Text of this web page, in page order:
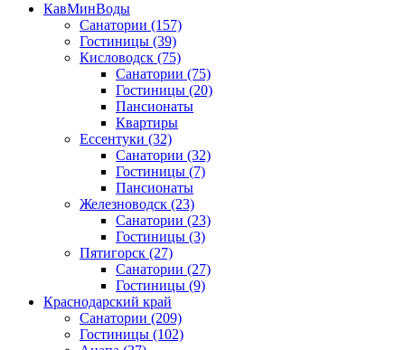
КавМинВоды
Санатории (157)
Гостиницы (39)
Кисловодск (75)
Санатории (75)
Гостиницы (20)
Пансионаты
Квартиры
Ессентуки (32)
Санатории (32)
Гостиницы (7)
Пансионаты
Железноводск (23)
Санатории (23)
Гостиницы (3)
Пятигорск (27)
Санатории (27)
Гостиницы (9)
Краснодарский край
Санатории (209)
Гостиницы (102)